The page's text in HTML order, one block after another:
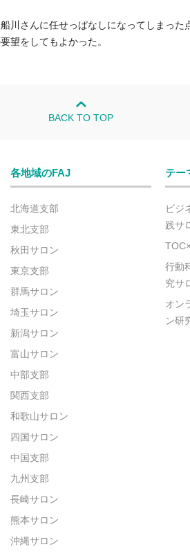
川さんに任せっぱなしになってしまった
望をしてもよかった。
BACK TO TOP
各地域のFAJ
北海道支部
東北支部
秋田サロン
東京支部
群馬サロン
埼玉サロン
新潟サロン
富山サロン
中部支部
関西支部
和歌山サロン
四国サロン
中国支部
九州支部
長崎サロン
熊本サロン
沖縄サロン
テー
ビジ
践サ
行動
究サ
オン
ン研